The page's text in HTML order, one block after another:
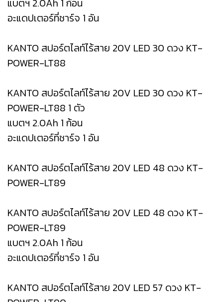
แบตฯ 2.0Ah 1 ก้อน
อะแดปเตอร์ที่ชาร์จ 1 อัน
KANTO สปอร์ตไลท์ไร้สาย 20V LED 30 ดวง KT-
POWER-LT88
KANTO สปอร์ตไลท์ไร้สาย 20V LED 30 ดวง KT-
POWER-LT88 1 ตัว
แบตฯ 2.0Ah 1 ก้อน
อะแดปเตอร์ที่ชาร์จ 1 อัน
KANTO สปอร์ตไลท์ไร้สาย 20V LED 48 ดวง KT-
POWER-LT89
KANTO สปอร์ตไลท์ไร้สาย 20V LED 48 ดวง KT-
POWER-LT89
แบตฯ 2.0Ah 1 ก้อน
อะแดปเตอร์ที่ชาร์จ 1 อัน
KANTO สปอร์ตไลท์ไร้สาย 20V LED 57 ดวง KT-